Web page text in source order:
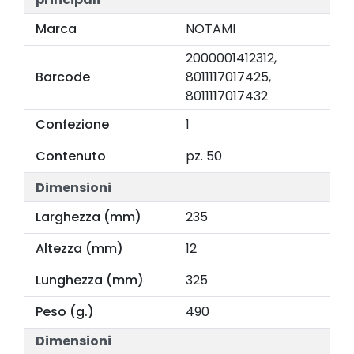
Marca
NOTAMI
Barcode
2000001412312,
8011117017425,
8011117017432
Confezione
1
Contenuto
pz. 50
Dimensioni
Larghezza (mm)
235
Altezza (mm)
12
Lunghezza (mm)
325
Peso (g.)
490
Dimensioni